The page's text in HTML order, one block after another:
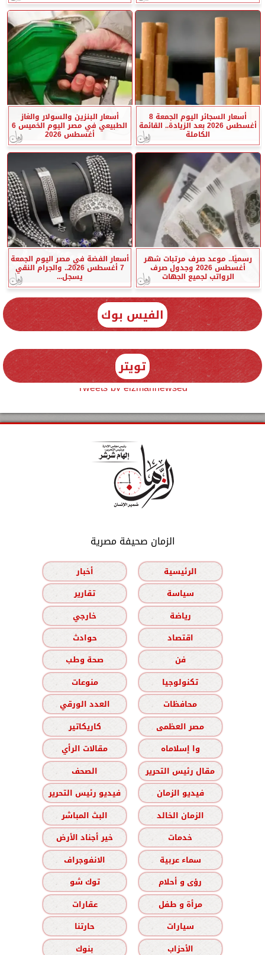
أسعار السجائر اليوم الجمعة 8
أغسطس 2026 بعد الزيادة.. القائمة
الكاملة
أسعار البنزين والسولار والغاز
الطبيعي في مصر اليوم الخميس 6
أغسطس 2026
رسميًا.. موعد صرف مرتبات شهر
أغسطس 2026 وجدول صرف
الرواتب لجميع الجهات
أسعار الفضة في مصر اليوم الجمعة
7 أغسطس 2026.. والجرام النقي
يسجل...
الفيس بوك
تويتر
Tweets by elzmannewseg
الزمان صحيفة مصرية
الرئيسية
أخبار
سياسة
تقارير
رياضة
خارجي
اقتصاد
حوادث
فن
صحة وطب
تكنولوجيا
منوعات
محافظات
العدد الورقي
مصر العظمى
كاريكاتير
وا إسلاماه
مقالات الرأي
مقال رئيس التحرير
الصحف
فيديو الزمان
فيديو رئيس التحرير
الزمان الخالد
البث المباشر
خدمات
خير أجناد الأرض
سماء عربية
الانفوجراف
رؤى و أحلام
توك شو
مرأة و طفل
عقارات
سيارات
حارتنا
الأحزاب
بنوك